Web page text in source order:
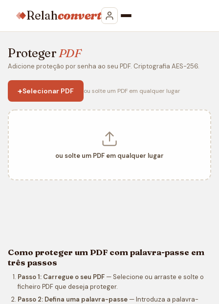
Relahconvert
ProtegerPDF
Adicione proteção por senha ao seu PDF. Criptografia AES-256.
+Selecionar PDF ou solte um PDF em qualquer lugar
ou solte um PDF em qualquer lugar
Como proteger um PDF com palavra-passe em
três passos
Passo 1: Carregue o seu PDF — Selecione ou arraste e solte o
ficheiro PDF que deseja proteger.
Passo 2: Defina uma palavra-passe — Introduza a palavra-